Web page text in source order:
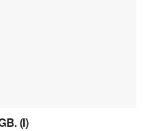
(I)